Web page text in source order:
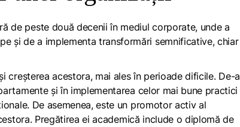
de peste două decenii în mediul corporate, unde a
și de a implementa transformări semnificative, chiar
acestora, mai ales în perioade dificile. De-a
și în implementarea celor mai bune practici
De asemenea, este un promotor activ al
Pregătirea ei academică include o diplomă de